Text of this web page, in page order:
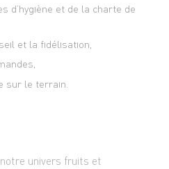
d’hygiène et de la charte de
et la fidélisation,
sur le terrain.
univers fruits et